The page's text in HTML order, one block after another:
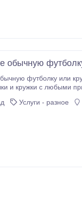
обычную
или кружку в уникальную вещь, созданную
фотографиями, именами, поздравлениями, логотипами,
Услуги - разное